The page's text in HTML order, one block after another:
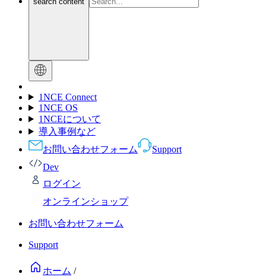
1NCE Connect
1NCE OS
1NCEについて
導入事例など
お問い合わせフォーム
Support
Dev
ログイン
オンラインショップ
お問い合わせフォーム
Support
ホーム /